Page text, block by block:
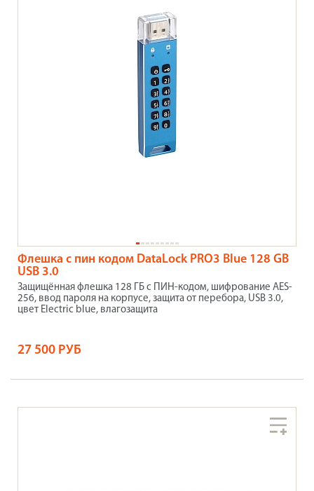
Флешка с пин кодом DataLock PRO3 Blue 128 GB
USB 3.0
Защищённая флешка 128 ГБ с ПИН-кодом, шифрование AES-
256, ввод пароля на корпусе, защита от перебора, USB 3.0,
цвет Electric blue, влагозащита
27 500 РУБ